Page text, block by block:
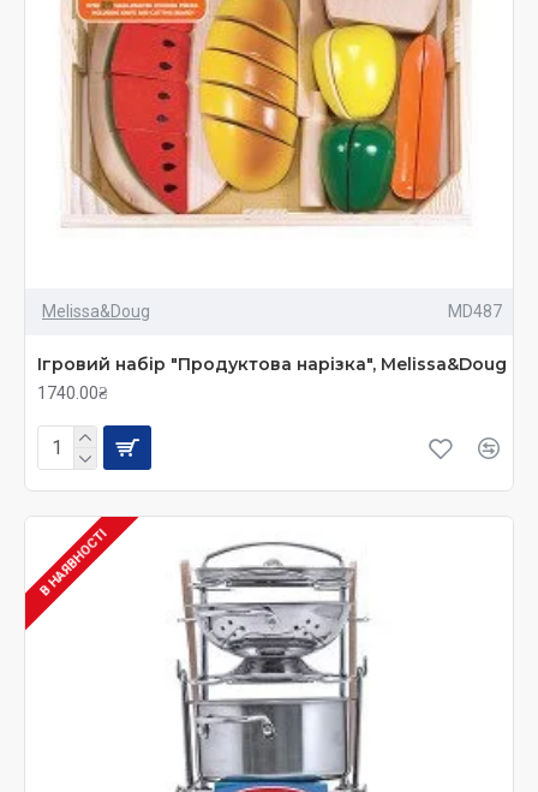
Melissa&Doug MD487
Ігровий набір "Продуктова нарізка", Melissa&Doug
1740.00₴
В НАЯВНОСТІ